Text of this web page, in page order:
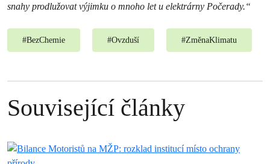
snahy prodlužovat výjimku o mnoho let u elektrárny Počerady.“
#BezChemie #Ovzduší #ZměnaKlimatu
Související články